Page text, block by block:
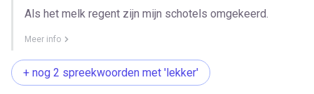
Als het melk regent zijn mijn schotels omgekeerd.
Meer info
+ nog 2 spreekwoorden met 'lekker'